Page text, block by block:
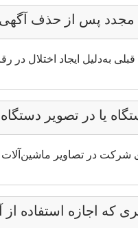
مجدد پس از حذف
یا در تصویر
که اجازه استفاده از